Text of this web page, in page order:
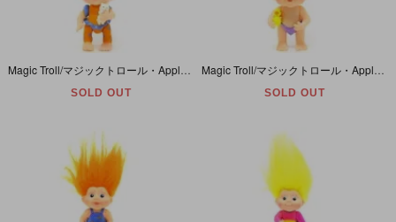
SOLD OUT SOLD OUT